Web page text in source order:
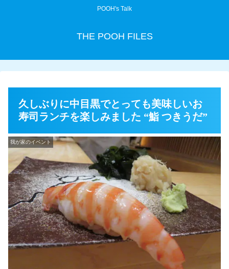
POOH's Talk
THE POOH FILES
久しぶりに中目黒でとっても美味しいお
寿司ランチを楽しみました “鮨 つきうだ”
我が家のイベント